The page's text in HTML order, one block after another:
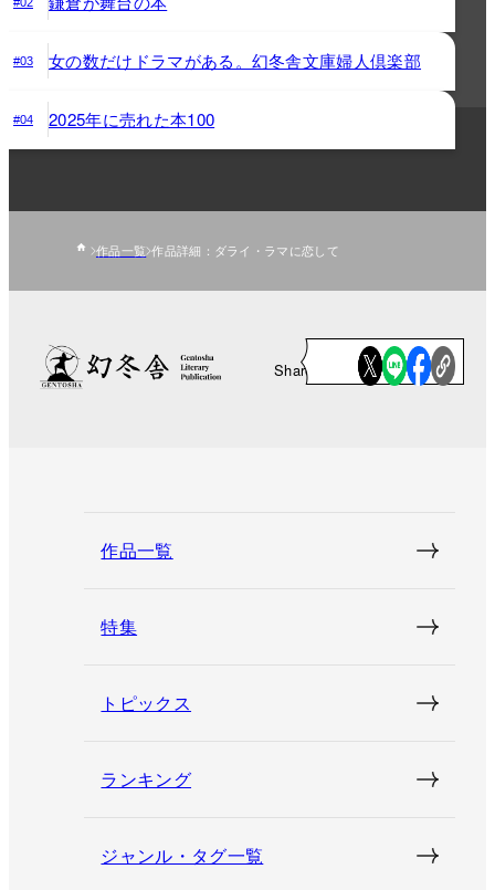
#03 女の数だけドラマがある。幻冬舎文庫婦人倶楽部
#04 2025年に売れた本100
作品一覧 作品詳細：ダライ・ラマに恋して
Share
作品一覧
特集
トピックス
ランキング
ジャンル・タグ一覧